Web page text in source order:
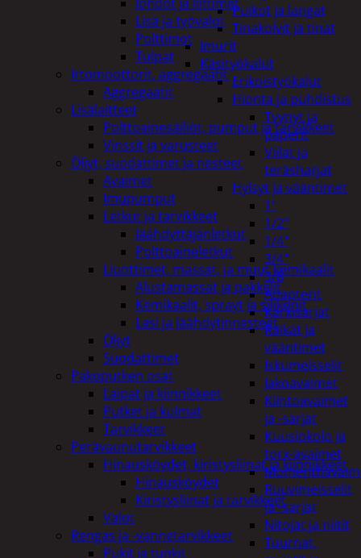
Puikot ja langat
Tinakolvit ja tinat
Imurit
Käsityökalut
Erikoistyökalut
Hionta ja puhdistus
Tyynyt ja
paperit
Viilat ja
teräsharjat
Hylsyt ja vääntimet
1"
1/2"
1/4"
3/4"
3/8
Adapterit
Kärkisarjat
Räikät ja
vääntimet
Iskumeisselit
Jakoavaimet
Kiintoavaimet
ja -sarjat
Kuusiokolo ja
torx-avaimet
Ruuvimeisselit
ja -sarjat
Nitojat ja niitit
Tuurnat,
Lisä ja työvalot
Polttimot
Tulpat
Irtomoottorit, aggregaatit
Aggregaatit
Lisälaitteet
Polttoainesäiliöt, pumput ja tarvikkeet
Vinssit ja varusteet
Öljyt, suodattimet ja nesteet
Avaimet
Imupumput
Letkut ja tarvikkeet
Jäähdyttäjänletkut
Polttoaineletkut
Liuottimet, massat, ja muut kemikaalit
Alustamassat ja pakkelit
Kemikaalit, sprayt ja silikonit
Lasi ja jäähdytinnesteet
Öljyt
Suodattimet
Pakoputken osat
Laipat ja kiinnikkeet
Putket ja kulmat
Tarvikkeet
Perävaunutarvikkeet
Hinausköydet, kiristysliinat ja kiinnikkeet
Hinausköydet
Kiristysliinat ja tarvikkeet
Valot
Rengas ja -vannetarvikkeet
Pukit ja tunkit